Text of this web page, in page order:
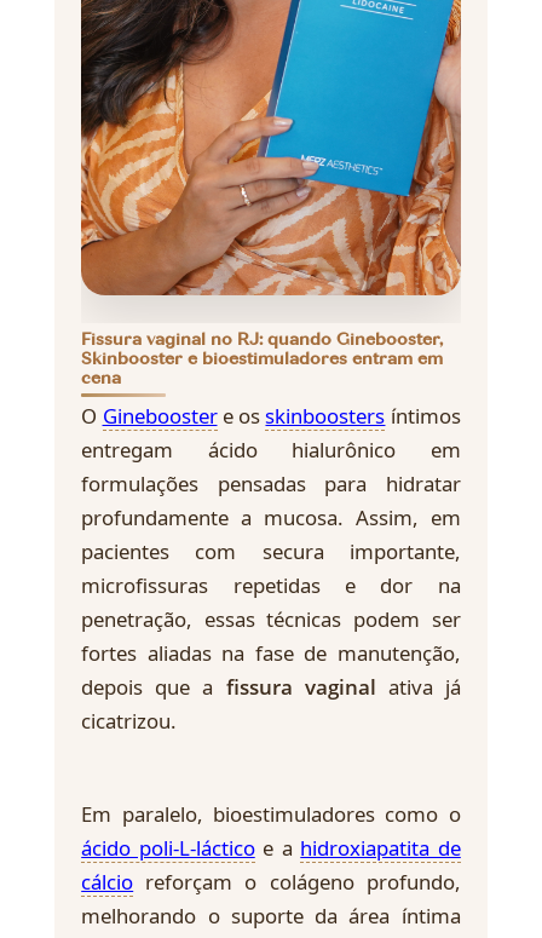
Fissura vaginal no RJ: quando Ginebooster,
Skinbooster e bioestimuladores entram em
cena
O Gineboostere osskinboosters íntimos
entregam ácido hialurônico em
formulações pensadas para hidratar
profundamente a mucosa. Assim, em
pacientes com secura importante,
microfissuras repetidas e dor na
penetração, essas técnicas podem ser
fortes aliadas na fase de manutenção,
depois que a fissura vaginal ativa já
cicatrizou.
Em paralelo, bioestimuladores como o
ácido poli-L-lácticoe a hidroxiapatita de
cálcio reforçam o colágeno profundo,
melhorando o suporte da área íntima